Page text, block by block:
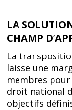
LA
CHAMP
La
laisse une
membres
droit national
objectifs